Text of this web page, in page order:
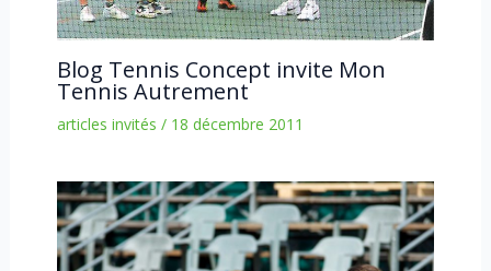
Blog Tennis Concept invite Mon
Tennis Autrement
articles invités / 18 décembre 2011